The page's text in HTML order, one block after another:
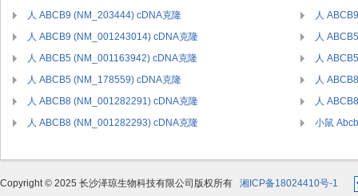
人 ABCB9 (NM_203444) cDNA克隆
人
人 ABCB9 (NM_001243014) cDNA克隆
人
人 ABCB5 (NM_001163942) cDNA克隆
人
人 ABCB5 (NM_178559) cDNA克隆
人
人 ABCB8 (NM_001282291) cDNA克隆
人
人 ABCB8 (NM_001282293) cDNA克隆
小鼠
Copyright © 2025 长沙泽琼生物科技有限公司版权所有 湘ICP备18024410号-1